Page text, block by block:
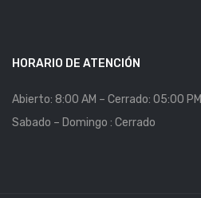
HORARIO DE ATENCIÓN
Abierto: 8:00 AM – Cerrado: 05:00 PM
Sabado – Domingo : Cerrado